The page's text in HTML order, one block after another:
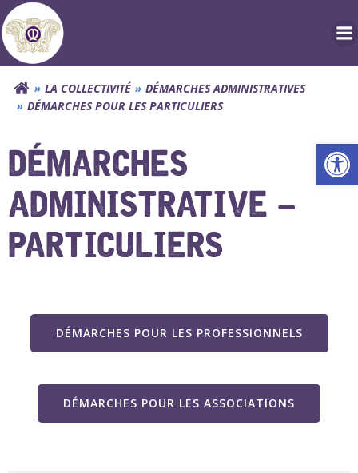
Aller
au
contenu
LA COLLECTIVITÉ
DÉMARCHES ADMINISTRATIVES
DÉMARCHES POUR LES PARTICULIERS
DÉMARCHES
ADMINISTRATIVE –
PARTICULIERS
DÉMARCHES POUR LES PROFESSIONNELS
DÉMARCHES POUR LES ASSOCIATIONS